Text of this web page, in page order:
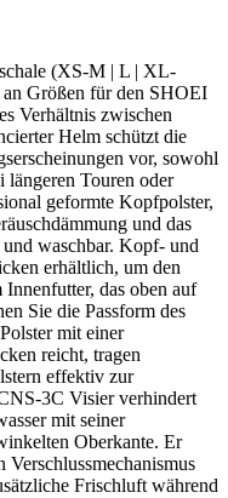
(XS-M | L | XL-
Größen für den SHOEI
Verhältnis zwischen
Helm schützt die
vor, sowohl
längeren Touren oder
geformte Kopfpolster,
und das
waschbar. Kopf- und
erhältlich, um den
das oben auf
Sie die Passform des
mit einer
reicht, tragen
effektiv zur
3C Visier verhindert
mit seiner
Oberkante. Er
Verschlussmechanismus
Frischluft während